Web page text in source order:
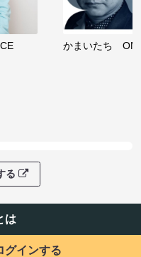
かまいたち
る
は
グインする